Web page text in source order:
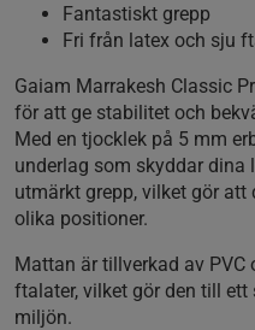
Fantastiskt grepp
Fri från latex och sju
Gaiam Marrakesh Classic
för att ge stabilitet och
Med en tjocklek på 5 mm
underlag som skyddar dina
utmärkt grepp, vilket gör att
olika positioner.
Mattan är tillverkad av
ftalater, vilket gör den till
miljön.